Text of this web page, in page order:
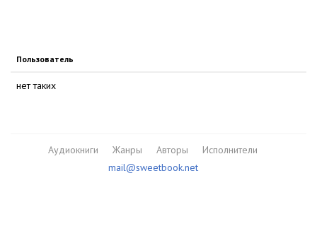
Пользователь
нет таких
Аудиокниги Жанры Авторы
Исполнители
mail@sweetbook.net